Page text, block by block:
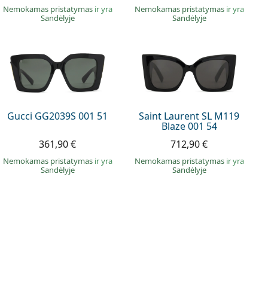
Nemokamas pristatymas ir yra
Sandėlyje
Nemokamas pristatymas ir yra
Sandėlyje
Gucci GG2039S 001 51
361,90 €
Nemokamas pristatymas ir yra
Sandėlyje
Saint Laurent SL M119
Blaze 001 54
712,90 €
Nemokamas pristatymas ir yra
Sandėlyje